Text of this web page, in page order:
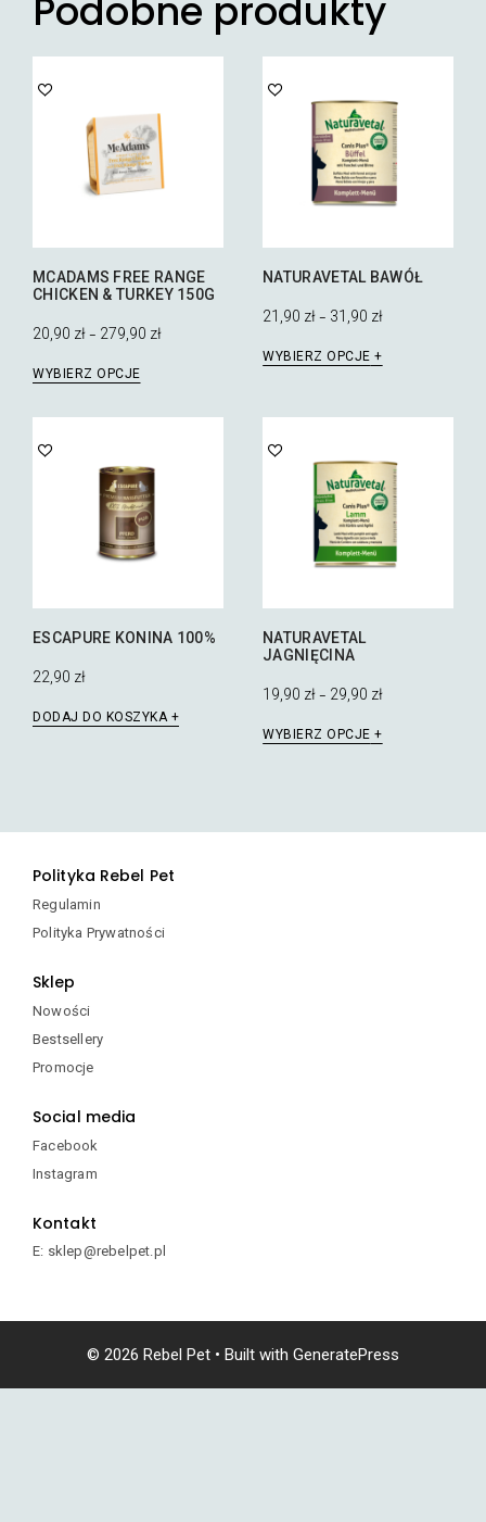
Podobne produkty
MCADAMS FREE RANGE
CHICKEN & TURKEY 150G
20,90 zł – 279,90 zł
WYBIERZ OPCJE
produkt
Opcje
można
wybrać
na
stronie
NATURAVETAL BAWÓŁ
21,90 zł – 31,90 zł
WYBIERZ OPCJE
produkt
Opcje
można
wybrać
na
stronie
produktu
ESCAPURE KONINA 100%
22,90 zł
DODAJ DO KOSZYKA
NATURAVETAL
JAGNIĘCINA
19,90 zł – 29,90 zł
WYBIERZ OPCJE
produkt
Opcje
Polityka Rebel Pet
Regulamin
Polityka Prywatności
Sklep
Nowości
Bestsellery
Promocje
Social media
Facebook
Instagram
Kontakt
E: sklep@rebelpet.pl
© 2026 Rebel Pet • Built with GeneratePress